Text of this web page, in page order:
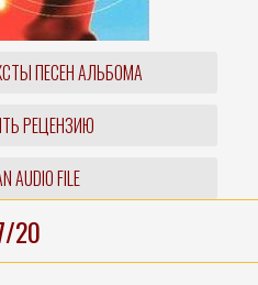
ПЕСЕН АЛЬБОМА
РЕЦЕНЗИЮ
AUDIO FILE
20